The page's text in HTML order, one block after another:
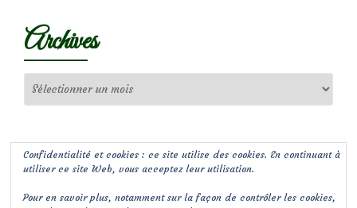
Archives
Confidentialité et cookies : ce site utilise des cookies. En continuant à
utiliser ce site Web, vous acceptez leur utilisation.
Pour en savoir plus, notamment sur la façon de contrôler les cookies,